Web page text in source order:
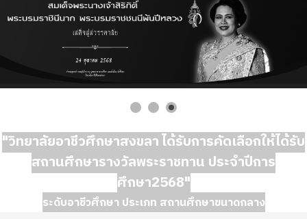
"วิทยาลัยอาชีวศึกษาสงขลา ได้รับการคัดเลือกให้ได้รับ
สถานศึกษารางวัลพระราชทาน ประจำปีการ
ศึกษา2568"
ระดับอาชีวศึกษา ประเภท สถานศึกษาขนาดกลาง